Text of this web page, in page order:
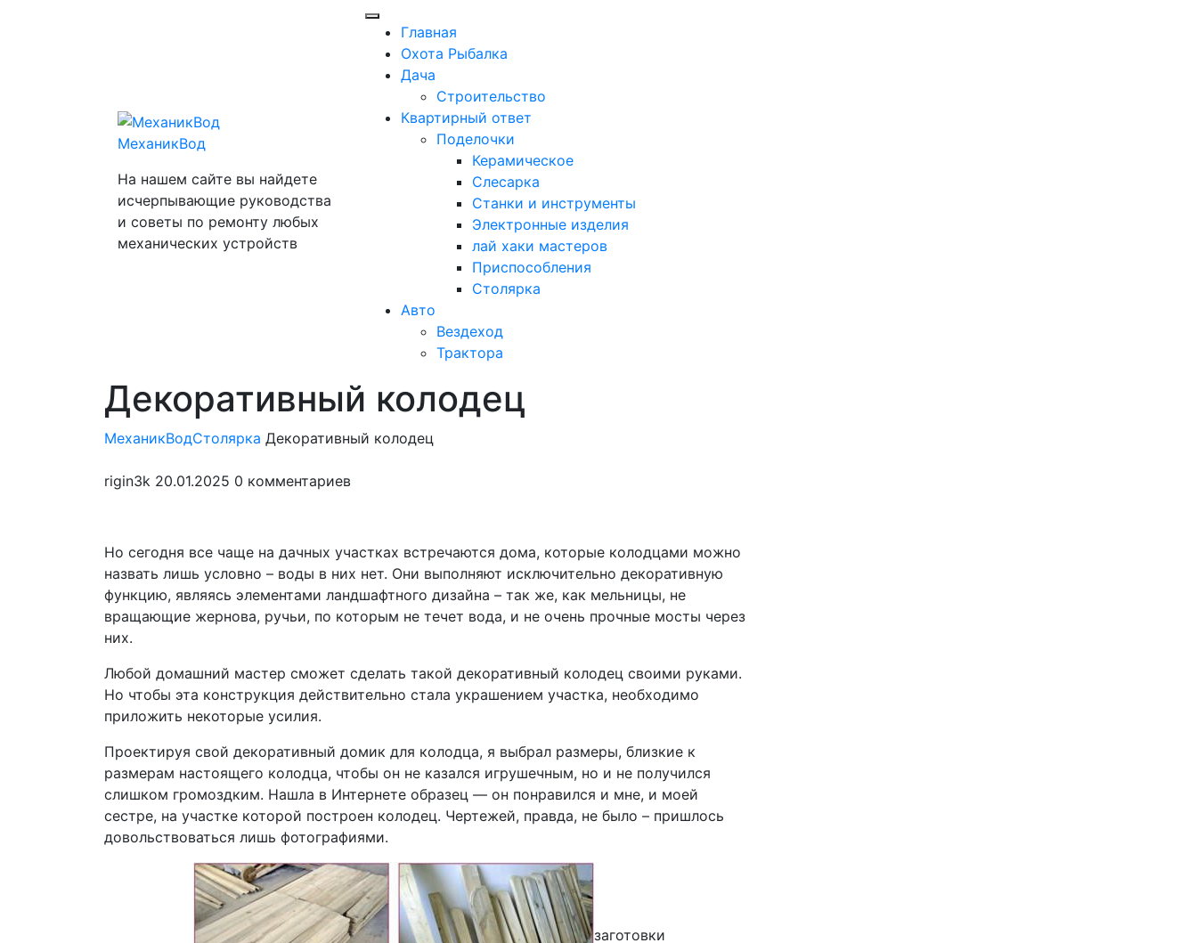
МеханикВод
На нашем сайте вы найдете
исчерпывающие руководства
и советы по ремонту любых
механических устройств
Открыть
меню
Главная
Охота Рыбалка
Дача
Строительство
Квартирный ответ
Поделочки
Керамическое
Слесарка
Станки и инструменты
Электронные изделия
лай хаки мастеров
Приспособления
Столярка
Авто
Вездеход
Трактора
Закрыть
меню
Декоративный колодец
МеханикВодСтолярка Декоративный колодец
rigin3k 20.01.2025 0 комментариев
Но сегодня все чаще на дачных участках встречаются дома, которые колодцами можно
назвать лишь условно – воды в них нет. Они выполняют исключительно декоративную
функцию, являясь элементами ландшафтного дизайна – так же, как мельницы, не
вращающие жернова, ручьи, по которым не течет вода, и не очень прочные мосты через
них.
Любой домашний мастер сможет сделать такой декоративный колодец своими руками.
Но чтобы эта конструкция действительно стала украшением участка, необходимо
приложить некоторые усилия.
Проектируя свой декоративный домик для колодца, я выбрал размеры, близкие к
размерам настоящего колодца, чтобы он не казался игрушечным, но и не получился
слишком громоздким. Нашла в Интернете образец — он понравился и мне, и моей
сестре, на участке которой построен колодец. Чертежей, правда, не было – пришлось
довольствоваться лишь фотографиями.
заготовки